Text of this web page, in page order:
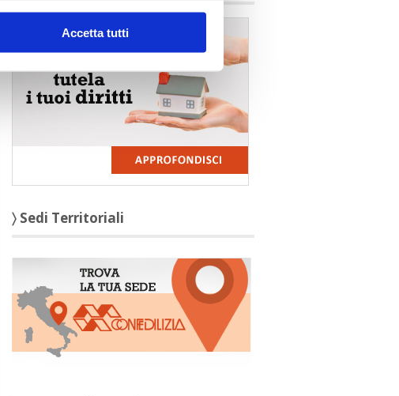
Accetta tutti
〉 Sedi Territoriali